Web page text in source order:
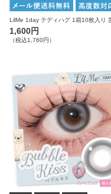
1,600円
（税込1,760円）